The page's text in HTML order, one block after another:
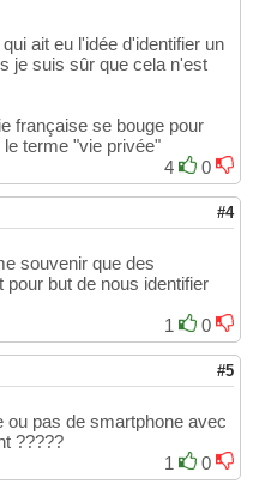
ait eu l'idée d'identifier un
je suis sûr que cela n'est
française se bouge pour
terme "vie privée"
4
0
#4
souvenir que des
but de nous identifier
1
0
#5
ou pas de smartphone avec
?????
1
0